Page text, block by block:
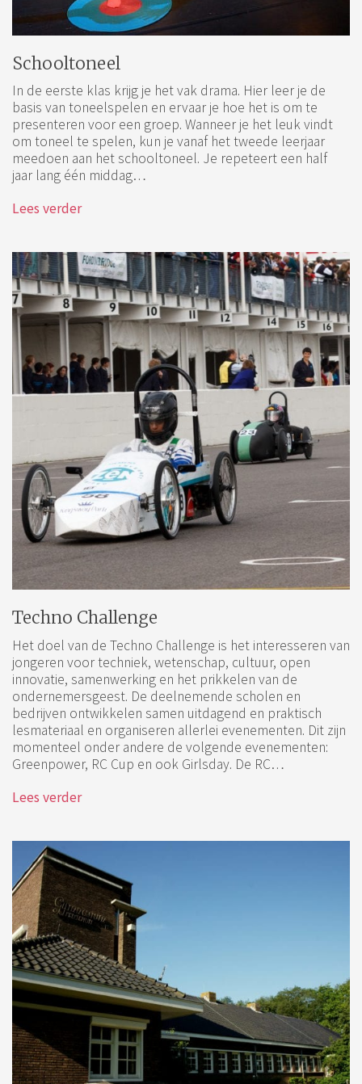
Schooltoneel
In de eerste klas krijg je het vak drama. Hier leer je de
basis van toneelspelen en ervaar je hoe het is om te
presenteren voor een groep. Wanneer je het leuk vindt
om toneel te spelen, kun je vanaf het tweede leerjaar
meedoen aan het schooltoneel. Je repeteert een half
jaar lang één middag…
Lees verder
Techno Challenge
Het doel van de Techno Challenge is het interesseren van
jongeren voor techniek, wetenschap, cultuur, open
innovatie, samenwerking en het prikkelen van de
ondernemersgeest. De deelnemende scholen en
bedrijven ontwikkelen samen uitdagend en praktisch
lesmateriaal en organiseren allerlei evenementen. Dit zijn
momenteel onder andere de volgende evenementen:
Greenpower, RC Cup en ook Girlsday. De RC…
Lees verder